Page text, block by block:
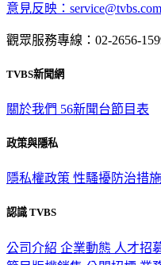
意見反映：
觀眾服務專線：02-2656-
TVBS新聞網
關於我們 56新聞台節目表
政策與隱私
隱私權政策 性騷擾防治措施
認識 TVBS
公司介紹 企業動態 人才招